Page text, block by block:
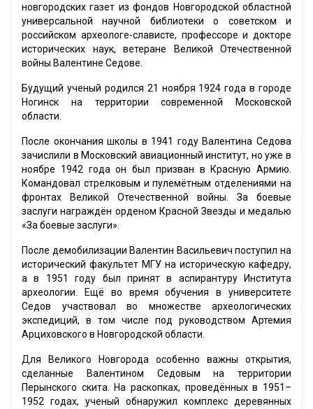
новгородских газет из фондов Новгородской областной
универсальной научной библиотеки о советском и
российском археологе-слависте, профессоре и докторе
исторических наук, ветеране Великой Отечественной
войны Валентине Седове.
Будущий ученый родился 21 ноября 1924 года в городе
Ногинск на территории современной Московской
области.
После окончания школы в 1941 году Валентина Седова
зачислили в Московский авиационный институт, но уже в
ноябре 1942 года он был призван в Красную Армию.
Командовал стрелковым и пулемётным отделениями на
фронтах Великой Отечественной войны. За боевые
заслуги награждён орденом Красной Звезды и медалью
«За боевые заслуги».
После демобилизации Валентин Васильевич поступил на
исторический факультет МГУ на историческую кафедру,
а в 1951 году был принят в аспирантуру Института
археологии. Ещё во время обучения в университете
Седов участвовал во множестве археологических
экспедиций, в том числе под руководством Артемия
Арциховского в Новгородской области.
Для Великого Новгорода особенно важны открытия,
сделанные Валентином Седовым на территории
Перынского скита. На раскопках, проведённых в 1951–
1952 годах, ученый обнаружил комплекс деревянных